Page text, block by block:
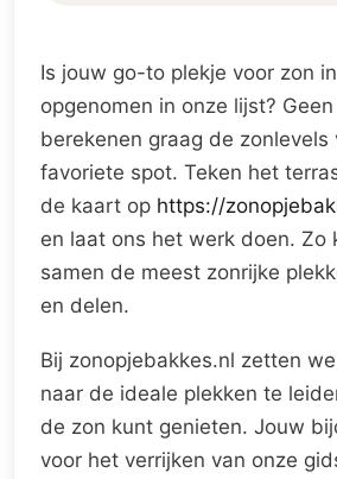
Is jouw go-to plekje voor zon
opgenomen in onze lijst?
berekenen graag de zonlevels
favoriete spot. Teken het
de kaart op https://
en laat ons het werk doen. Zo
samen de meest zonrijke
en delen.
Bij zonopjebakkes.nl zetten
naar de ideale plekken te
de zon kunt genieten. Jouw
voor het verrijken van onze